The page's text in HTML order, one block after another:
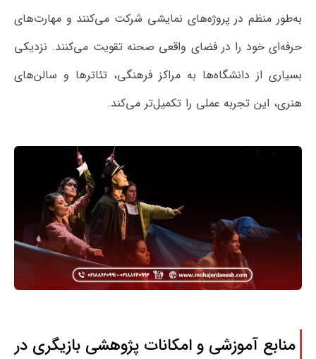
به‌طور منظم در پروژه‌های نمایشی شرکت می‌کنند و مهارت‌های
حرفه‌ای خود را در فضای واقعی صحنه تقویت می‌کنند. نزدیکی
بسیاری از دانشگاه‌ها به مراکز فرهنگی، تئاترها و سالن‌های
هنری، این تجربه عملی را تکمیل‌تر می‌کند.
منابع آموزشی و امکانات پژوهشی بازیگری در